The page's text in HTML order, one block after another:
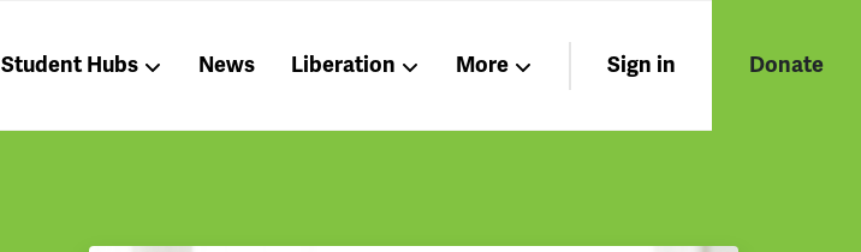
Student Hubs News Liberation More Sign in Donate